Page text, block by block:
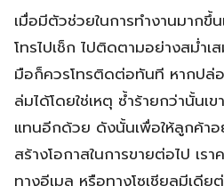
เมื่อมีตัวช่วยในการทำงานมาก
โทรไปเช็ก ไปติดตามอย่างสม่ำ
มือก็ควรโทรติดต่อทันที หากปล่
ล่มได้โดยใช่เหตุ ซ้ำร้ายกว่านั้นเ
แทนอีกด้วย ดังนั้นเพื่อให้ลูกค้าอ
สร้างโอกาสในการขายต่อไป เร
ทางอีเมล หรือทางโซเชียลมีเดี